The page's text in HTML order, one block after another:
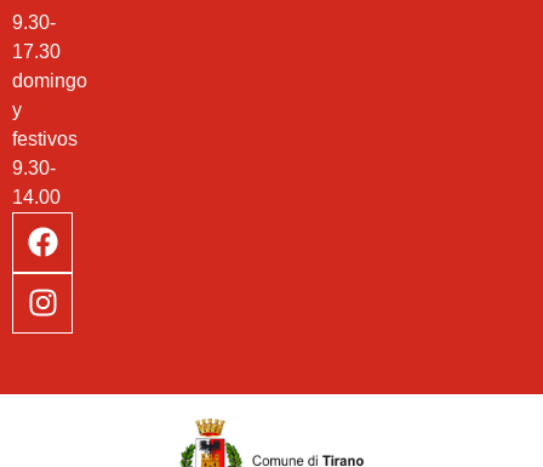
9.30-
17.30
domingo
y
festivos
9.30-
14.00